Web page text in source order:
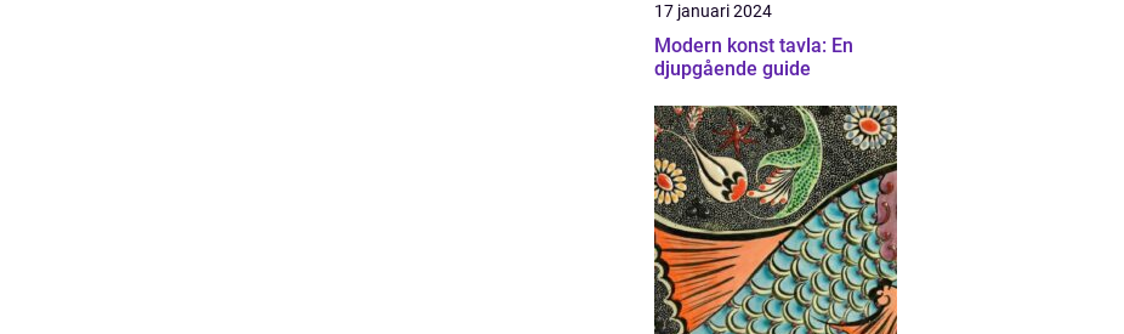
17 januari 2024
Modern konst tavla: En
djupgående guide